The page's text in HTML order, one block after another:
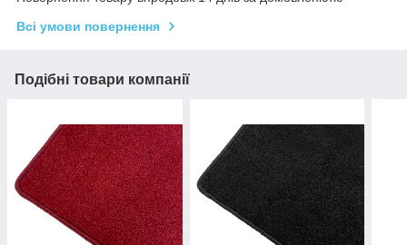
Всі умови повернення
Подібні товари компанії